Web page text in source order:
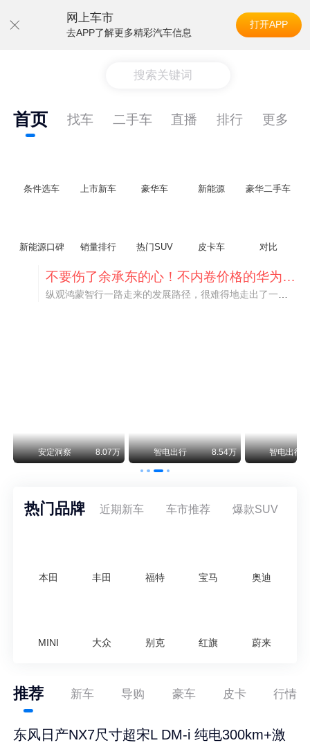
网上车市
去APP了解更多精彩汽车信息
打开APP
搜索关键词
首页 找车 二手车 直播 排行 更多
条件选车 上市新车 豪华车 新能源 豪华二手车
新能源口碑 销量排行 热门SUV 皮卡车 对比
不要伤了余承东的心！不内卷价格的华为，弥足珍贵！
安定洞察 8.07万 智电出行 8.54万 智电出行
热门品牌 近期新车 车市推荐 爆款SUV
本田 丰田 福特 宝马 奥迪
MINI 大众 别克 红旗 蔚来
推荐 新车 导购 豪车 皮卡 行情
东风日产NX7尺寸超宋L DM-i 纯电300km+激